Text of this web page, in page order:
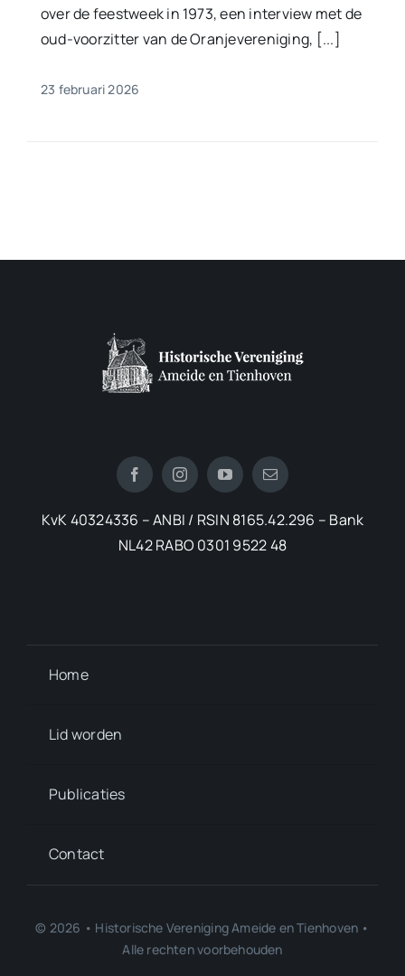
over de feestweek in 1973, een interview met de
oud-voorzitter van de Oranjevereniging, [...]
23 februari 2026
KvK 40324336 – ANBI / RSIN 8165.42.296 – Bank
NL42 RABO 0301 9522 48
Home
Lid worden
Publicaties
Contact
© 2026 • Historische Vereniging Ameide en Tienhoven •
Alle rechten voorbehouden